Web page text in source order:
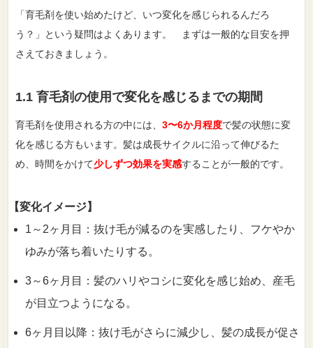
「育毛剤を使い始めたけど、いつ変化を感じられるんだろ
う？」という疑問はよくあります。 まずは一般的な目安を押
さえておきましょう。
1.1 育毛剤の使用で変化を感じるまでの期間
育毛剤を使用される方の中には、3〜6か月程度で髪の状態に変
化を感じる方もいます。髪は成長サイクルに沿って伸びるた
め、時間をかけて少しずつ効果を実感することが一般的です。
【変化イメージ】
1～2ヶ月目：抜け毛が減るのを実感したり、フケやか
ゆみが落ち着いたりする。
3～6ヶ月目：髪のハリやコシに変化を感じ始め、産毛
が目立つようになる。
6ヶ月目以降：抜け毛がさらに減少し、髪の成長が促さ